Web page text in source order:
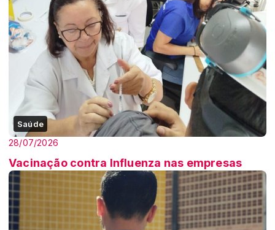
Saúde
28/07/2026
Vacinação contra Influenza nas empresas